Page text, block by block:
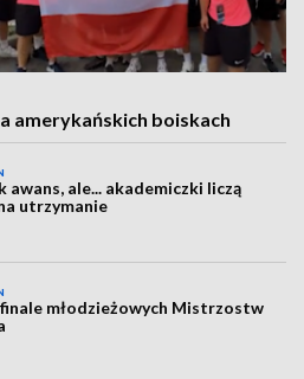
amerykańskich boiskach
awans, ale... akademiczki liczą
utrzymanie
finale młodzieżowych Mistrzostw